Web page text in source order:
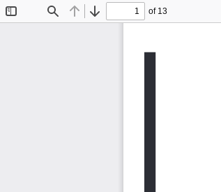
Find Previous
Next
of 13